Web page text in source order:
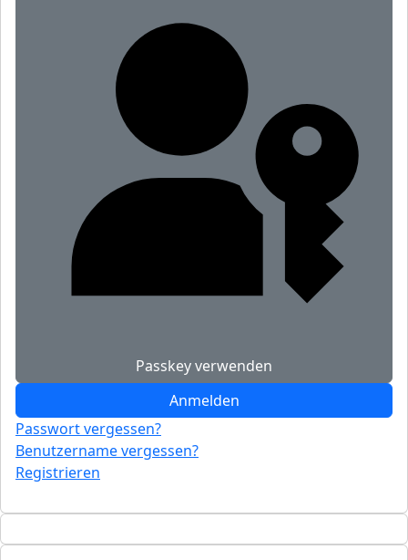
Passkey verwenden
Anmelden
Passwort vergessen?
Benutzername vergessen?
Registrieren